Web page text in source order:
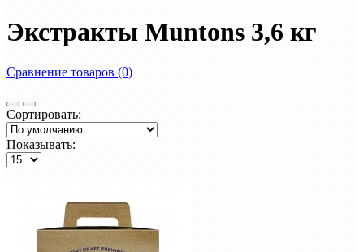
Экстракты Muntons 3,6 кг
Сравнение товаров (0)
Сортировать:
Показывать: